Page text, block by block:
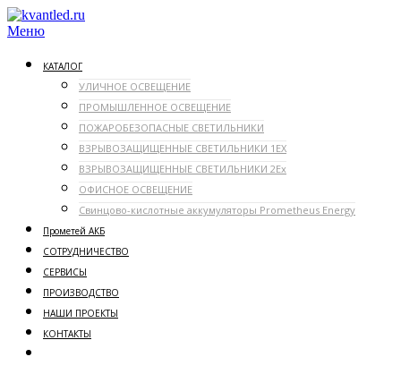
Перейти
к
Меню
КАТАЛОГ
УЛИЧНОЕ ОСВЕЩЕНИЕ
ПРОМЫШЛЕННОЕ ОСВЕЩЕНИЕ
ПОЖАРОБЕЗОПАСНЫЕ СВЕТИЛЬНИКИ
ВЗРЫВОЗАЩИЩЕННЫЕ СВЕТИЛЬНИКИ 1ЕX
ВЗРЫВОЗАЩИЩЕННЫЕ СВЕТИЛЬНИКИ 2Ex
ОФИСНОЕ ОСВЕЩЕНИЕ
Свинцово-кислотные аккумуляторы Prometheus Energy
Прометей АКБ
СОТРУДНИЧЕСТВО
СЕРВИСЫ
ПРОИЗВОДСТВО
НАШИ ПРОЕКТЫ
КОНТАКТЫ